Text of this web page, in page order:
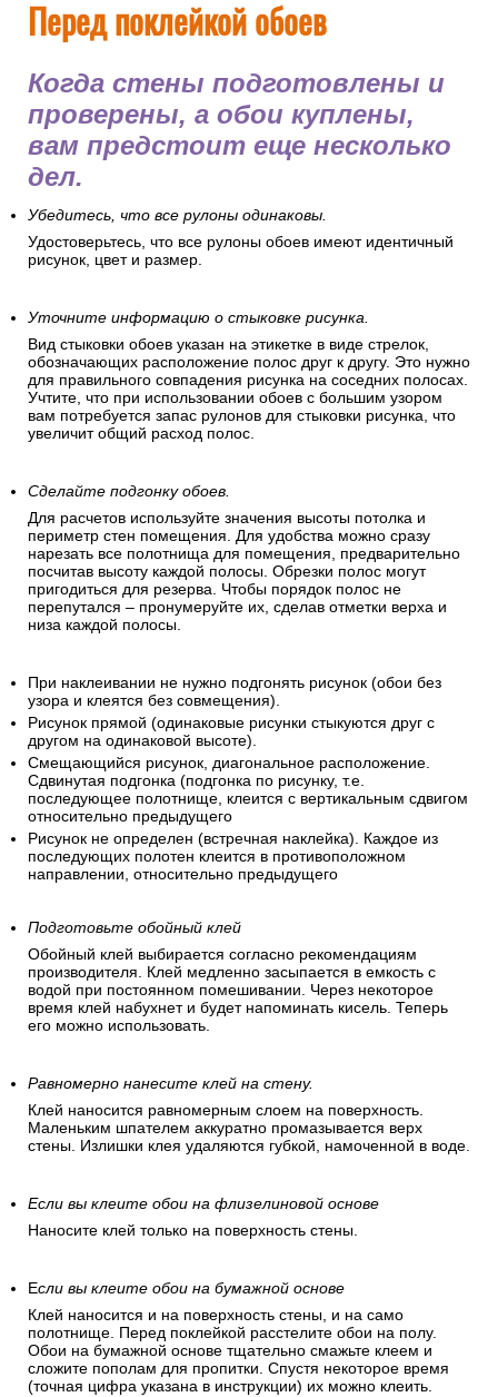
Перед поклейкой обоев
Когда стены подготовлены и
проверены, а обои куплены,
вам предстоит еще несколько
дел.
Убедитесь, что все рулоны одинаковы.
Удостоверьтесь, что все рулоны обоев имеют идентичный
рисунок, цвет и размер.
Уточните информацию о стыковке рисунка.
Вид стыковки обоев указан на этикетке в виде стрелок,
обозначающих расположение полос друг к другу. Это нужно
для правильного совпадения рисунка на соседних полосах.
Учтите, что при использовании обоев с большим узором
вам потребуется запас рулонов для стыковки рисунка, что
увеличит общий расход полос.
Сделайте подгонку обоев.
Для расчетов используйте значения высоты потолка и
периметр стен помещения. Для удобства можно сразу
нарезать все полотнища для помещения, предварительно
посчитав высоту каждой полосы. Обрезки полос могут
пригодиться для резерва. Чтобы порядок полос не
перепутался – пронумеруйте их, сделав отметки верха и
низа каждой полосы.
При наклеивании не нужно подгонять рисунок (обои без
узора и клеятся без совмещения).
Рисунок прямой (одинаковые рисунки стыкуются друг с
другом на одинаковой высоте).
Смещающийся рисунок, диагональное расположение.
Сдвинутая подгонка (подгонка по рисунку, т.е.
последующее полотнище, клеится с вертикальным сдвигом
относительно предыдущего
Рисунок не определен (встречная наклейка). Каждое из
последующих полотен клеится в противоположном
направлении, относительно предыдущего
Подготовьте обойный клей
Обойный клей выбирается согласно рекомендациям
производителя. Клей медленно засыпается в емкость с
водой при постоянном помешивании. Через некоторое
время клей набухнет и будет напоминать кисель. Теперь
его можно использовать.
Равномерно нанесите клей на стену.
Клей наносится равномерным слоем на поверхность.
Маленьким шпателем аккуратно промазывается верх
стены. Излишки клея удаляются губкой, намоченной в воде.
Если вы клеите обои на флизелиновой основе
Наносите клей только на поверхность стены.
Если вы клеите обои на бумажной основе
Клей наносится и на поверхность стены, и на само
полотнище. Перед поклейкой расстелите обои на полу.
Обои на бумажной основе тщательно смажьте клеем и
сложите пополам для пропитки. Спустя некоторое время
(точная цифра указана в инструкции) их можно клеить.